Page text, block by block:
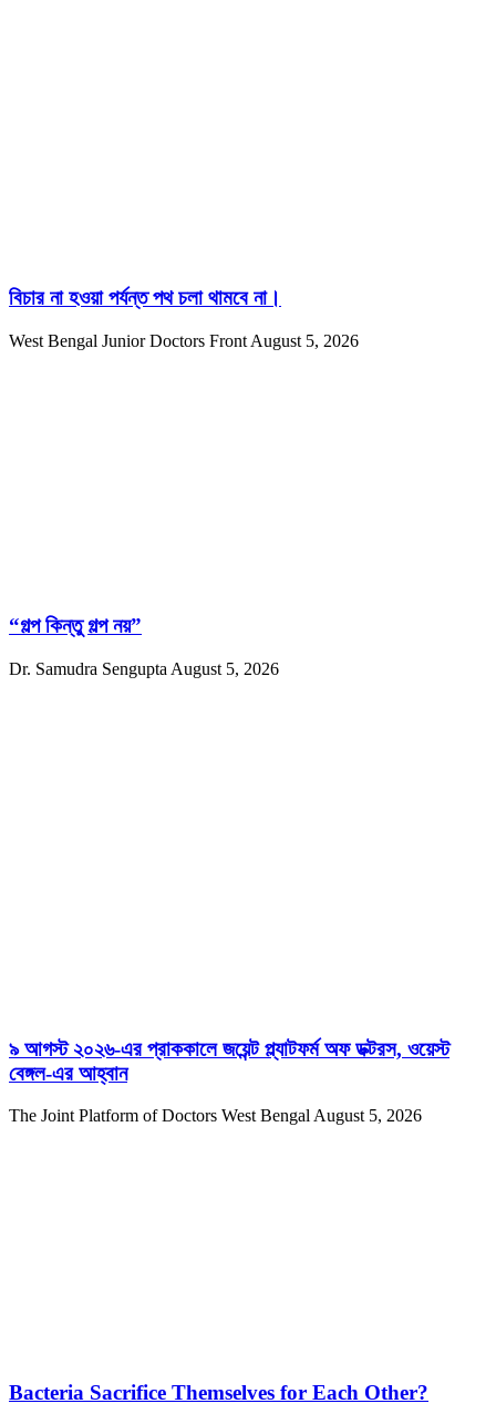
বিচার না হওয়া পর্যন্ত পথ চলা থামবে না।
West Bengal Junior Doctors Front August 5, 2026
“গল্প কিন্তু গল্প নয়”
Dr. Samudra Sengupta August 5, 2026
৯ আগস্ট ২০২৬-এর প্রাককালে জয়েন্ট প্ল্যাটফর্ম অফ ডক্টরস, ওয়েস্ট
বেঙ্গল-এর আহ্বান
The Joint Platform of Doctors West BengalAugust 5, 2026
Bacteria Sacrifice Themselves for Each Other?